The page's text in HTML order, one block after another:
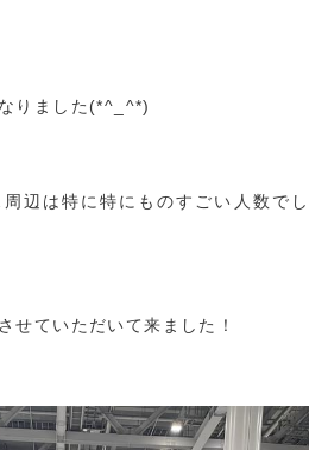
りました(*^_^*)
辺は特に特にものすごい人数でし
せていただいて来ました！